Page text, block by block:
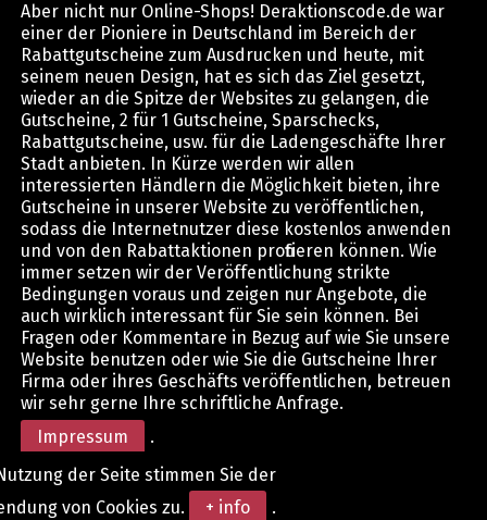
Aber nicht nur Online-Shops! Deraktionscode.de war
einer der Pioniere in Deutschland im Bereich der
Rabattgutscheine zum Ausdrucken und heute, mit
seinem neuen Design, hat es sich das Ziel gesetzt,
wieder an die Spitze der Websites zu gelangen, die
Gutscheine, 2 für 1 Gutscheine, Sparschecks,
Rabattgutscheine, usw. für die Ladengeschäfte Ihrer
Stadt anbieten. In Kürze werden wir allen
interessierten Händlern die Möglichkeit bieten, ihre
Gutscheine in unserer Website zu veröffentlichen,
sodass die Internetnutzer diese kostenlos anwenden
und von den Rabattaktionen profitieren können. Wie
immer setzen wir der Veröffentlichung strikte
Bedingungen voraus und zeigen nur Angebote, die
auch wirklich interessant für Sie sein können. Bei
Fragen oder Kommentare in Bezug auf wie Sie unsere
Website benutzen oder wie Sie die Gutscheine Ihrer
Firma oder ihres Geschäfts veröffentlichen, betreuen
wir sehr gerne Ihre schriftliche Anfrage.
Impressum
.
der Seite stimmen Sie der
von Cookies zu.
+ info .